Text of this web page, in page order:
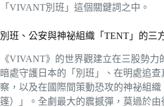
「VIVANT別班」這個關鍵詞之中。
別班、公安與神祕組織「TENT」的三
《VIVANT》的世界觀建立在三股勢力
暗處守護日本的「別班」、在明處追
察，以及在國際間策動恐攻的神祕組織
篷）」。全劇最大的震撼彈，莫過於由